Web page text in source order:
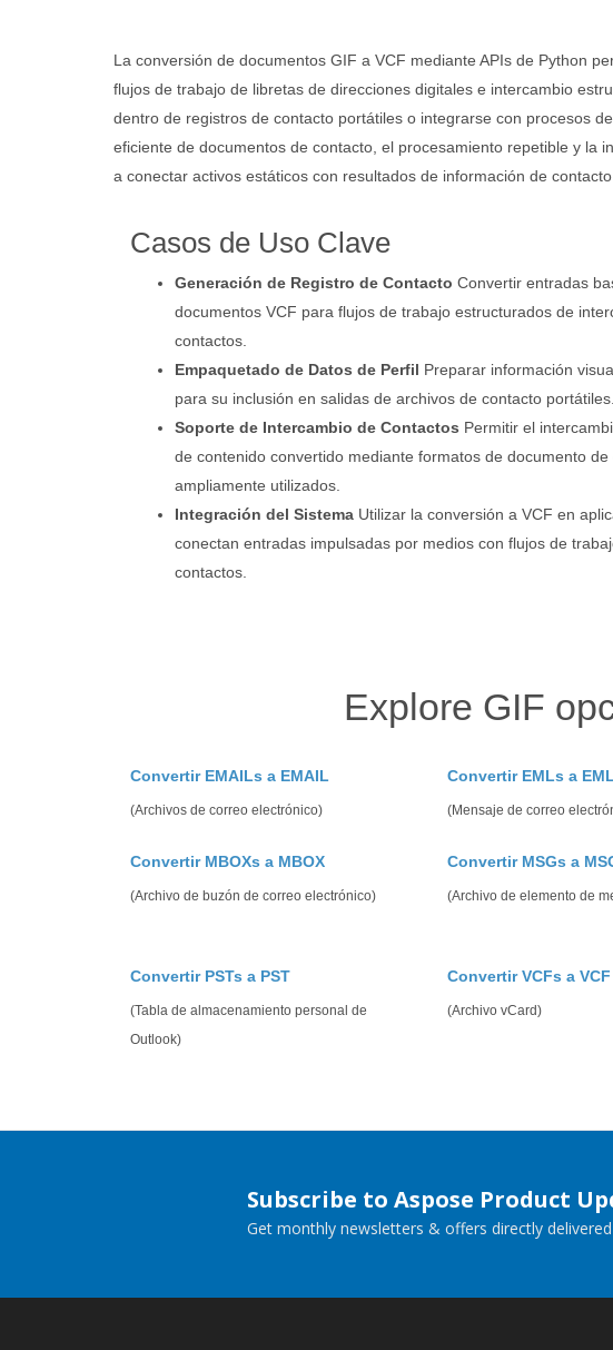
La conversión de documentos GIF a VCF mediante APIs de Python
flujos de trabajo de libretas de direcciones digitales e intercambio
dentro de registros de contacto portátiles o integrarse con procesos
eficiente de documentos de contacto, el procesamiento repetible y la
a conectar activos estáticos con resultados de información de
Casos de Uso Clave
Generación de Registro de Contacto Convertir entradas
documentos VCF para flujos de trabajo estructurados de
contactos.
Empaquetado de Datos de Perfil Preparar información
para su inclusión en salidas de archivos de contacto portátiles.
Soporte de Intercambio de Contactos Permitir el
de contenido convertido mediante formatos de documento de
ampliamente utilizados.
Integración del Sistema Utilizar la conversión a VCF en
conectan entradas impulsadas por medios con flujos de
contactos.
Explore GIF
Convertir EMAILs a EMAIL
(Archivos de correo electrónico)
Convertir EMLs a EML
(Mensaje de correo
Convertir MBOXs a MBOX
(Archivo de buzón de correo electrónico)
Convertir MSGs a
(Archivo de elemento de
Convertir PSTs a PST
(Tabla de almacenamiento personal de
Outlook)
Convertir VCFs a VCF
(Archivo vCard)
Subscribe to Aspose Product
Get monthly newsletters & offers directly